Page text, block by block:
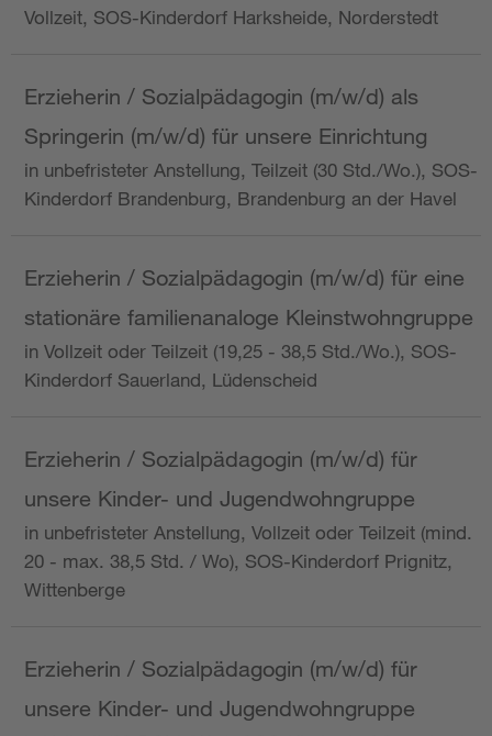
Vollzeit, SOS-Kinderdorf Harksheide, Norderstedt
Erzieherin / Sozialpädagogin (m/w/d) als
Springerin (m/w/d) für unsere Einrichtung
in unbefristeter Anstellung, Teilzeit (30 Std./Wo.), SOS-
Kinderdorf Brandenburg, Brandenburg an der Havel
Erzieherin / Sozialpädagogin (m/w/d) für eine
stationäre familienanaloge Kleinstwohngruppe
in Vollzeit oder Teilzeit (19,25 - 38,5 Std./Wo.), SOS-
Kinderdorf Sauerland, Lüdenscheid
Erzieherin / Sozialpädagogin (m/w/d) für
unsere Kinder- und Jugendwohngruppe
in unbefristeter Anstellung, Vollzeit oder Teilzeit (mind.
20 - max. 38,5 Std. / Wo), SOS-Kinderdorf Prignitz,
Wittenberge
Erzieherin / Sozialpädagogin (m/w/d) für
unsere Kinder- und Jugendwohngruppe